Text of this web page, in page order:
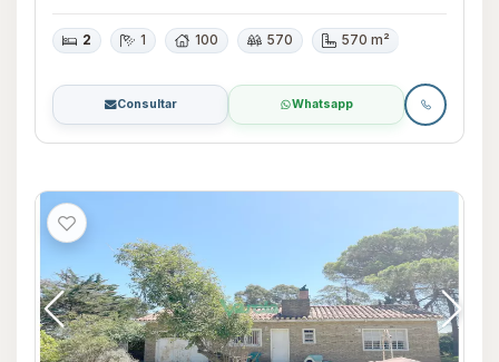
2 1 100 570 570 m²
Consultar Whatsapp